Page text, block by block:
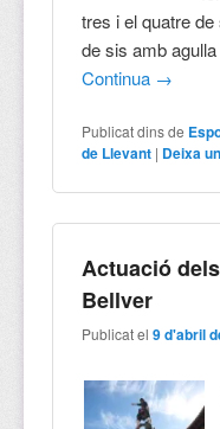
tres i el quatre
de sis amb
Continua →
Publicat dins de
de Llevant | Deixa
Actuació
Bellver
Publicat el9 d'abril